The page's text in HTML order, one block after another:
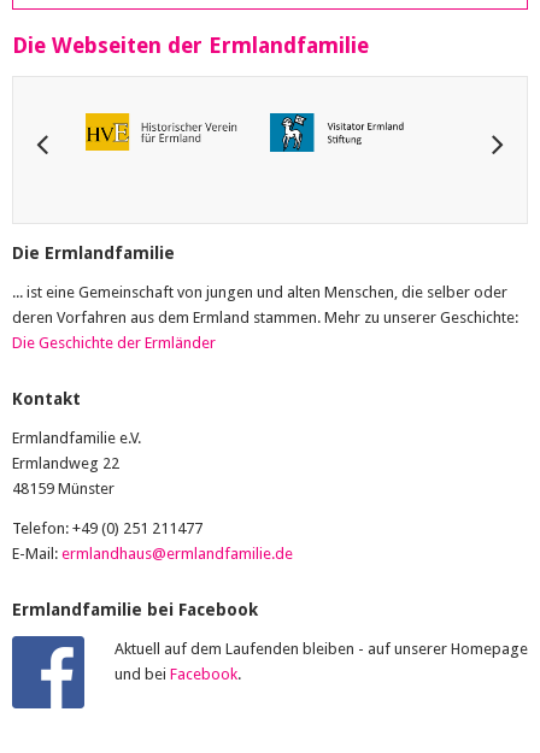
Die Webseiten der Ermlandfamilie
Die Ermlandfamilie
... ist eine Gemeinschaft von jungen und alten Menschen, die selber oder
deren Vorfahren aus dem Ermland stammen. Mehr zu unserer Geschichte:
Die Geschichte der Ermländer
Kontakt
Ermlandfamilie e.V.
Ermlandweg 22
48159 Münster
Telefon: +49 (0) 251 211477
E-Mail: ermlandhaus@ermlandfamilie.de
Ermlandfamilie bei Facebook
Aktuell auf dem Laufenden bleiben - auf unserer Homepage
und bei Facebook.